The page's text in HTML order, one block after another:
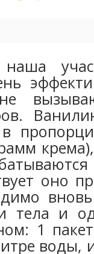
оно
тела и
1
воды,